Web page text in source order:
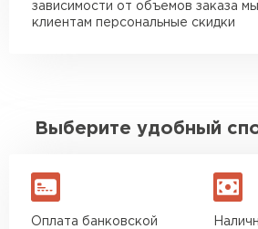
зависимости от объемов заказа
клиентам персональные скидки
Выберите удобный
Оплата банковской